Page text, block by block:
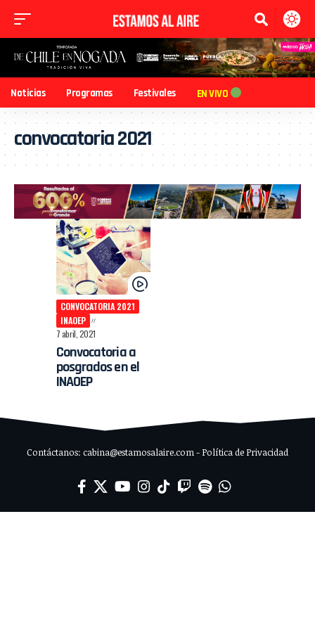
Noticias Programas Festivales EN VIVO
convocatoria 2021
CONVOCATORIA 2021
INAOEP
7 abril, 2021
Convocatoria a
posgrados en el
INAOEP
Contáctanos: cabina@estamosalaire.com - Política de Privacidad